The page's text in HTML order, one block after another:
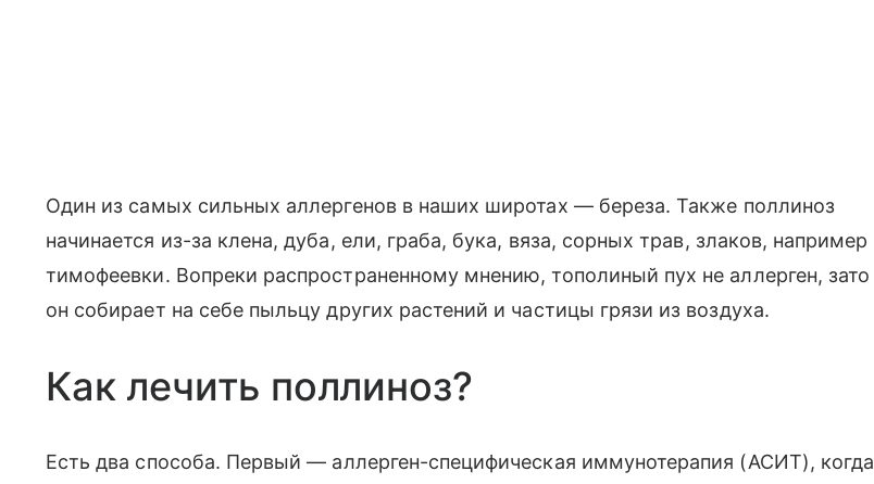
Один из самых сильных аллергенов в наших широтах — береза. Также поллиноз
начинается из-за клена, дуба, ели, граба, бука, вяза, сорных трав, злаков, например
тимофеевки. Вопреки распространенному мнению, тополиный пух не аллерген, зато
он собирает на себе пыльцу других растений и частицы грязи из воздуха.
Как лечить поллиноз?
Есть два способа. Первый — аллерген-специфическая иммунотерапия (АСИТ), когда